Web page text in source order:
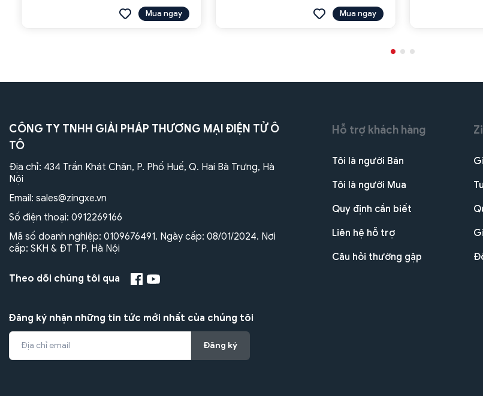
Mua ngay
Mua ngay
CÔNG TY TNHH GIẢI PHÁP THƯƠNG MẠI ĐIỆN TỬ Ô
TÔ
Địa chỉ: 434 Trần Khát Chân, P. Phố Huế, Q. Hai Bà Trưng, Hà
Nội
Email: sales@zingxe.vn
Số điện thoại: 0912269166
Mã số doanh nghiệp: 0109676491. Ngày cấp: 08/01/2024. Nơi
cấp: SKH & ĐT TP. Hà Nội
Theo dõi chúng tôi qua
Đăng ký nhận những tin tức mới nhất của chúng tôi
Đăng ký
Hỗ trợ khách hàng
Tôi là người Bán
Tôi là người Mua
Quy định cần biết
Liên hệ hỗ trợ
Câu hỏi thường gặp